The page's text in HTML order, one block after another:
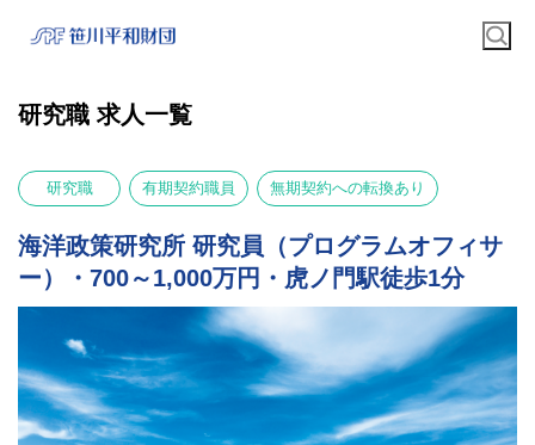
研究職 求人一覧
研究職 有期契約職員 無期契約への転換あり
海洋政策研究所 研究員（プログラムオフィサ
ー）・700～1,000万円・虎ノ門駅徒歩1分